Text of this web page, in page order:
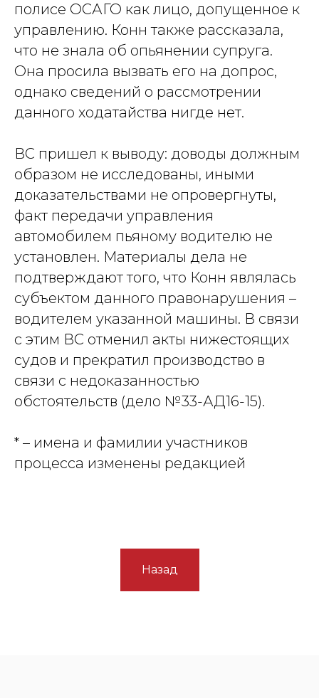
полисе ОСАГО как лицо, допущенное к
управлению. Конн также рассказала,
что не знала об опьянении супруга.
Она просила вызвать его на допрос,
однако сведений о рассмотрении
данного ходатайства нигде нет.
ВС пришел к выводу: доводы должным
образом не исследованы, иными
доказательствами не опровергнуты,
факт передачи управления
автомобилем пьяному водителю не
установлен. Материалы дела не
подтверждают того, что Конн являлась
субъектом данного правонарушения –
водителем указанной машины. В связи
с этим ВС отменил акты нижестоящих
судов и прекратил производство в
связи с недоказанностью
обстоятельств (дело №33-АД16-15).
* – имена и фамилии участников
процесса изменены редакцией
Назад